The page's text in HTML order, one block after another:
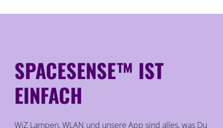
SPACESENSE™ IST
EINFACH
WiZ Lampen, WLAN und unsere App sind alles, was Du